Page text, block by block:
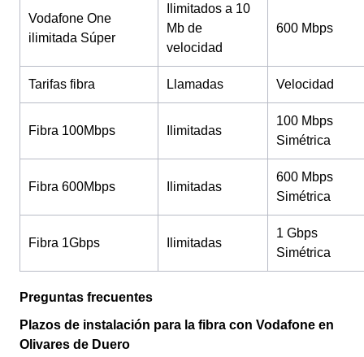
Vodafone One
ilimitada Súper
Ilimitados a 10
Mb de
velocidad
600 Mbps
Tarifas fibra Llamadas Velocidad
Fibra 100Mbps Ilimitadas
100 Mbps
Simétrica
Fibra 600Mbps Ilimitadas
600 Mbps
Simétrica
Fibra 1Gbps Ilimitadas
1 Gbps
Simétrica
Preguntas frecuentes
Plazos de instalación para la fibra con Vodafone en
Olivares de Duero